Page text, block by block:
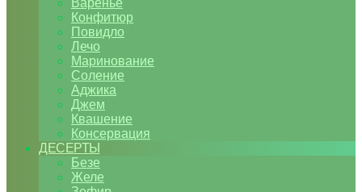
Варенье
Конфитюр
Повидло
Лечо
Маринование
Соление
Аджика
Джем
Квашение
Консервация
ДЕСЕРТЫ
Безе
Желе